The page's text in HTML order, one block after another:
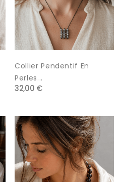
Collier Pendentif En
Perles...
32,00 €